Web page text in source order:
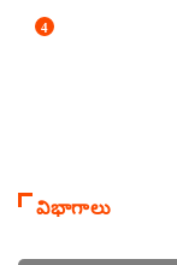
4
విభాగాలు